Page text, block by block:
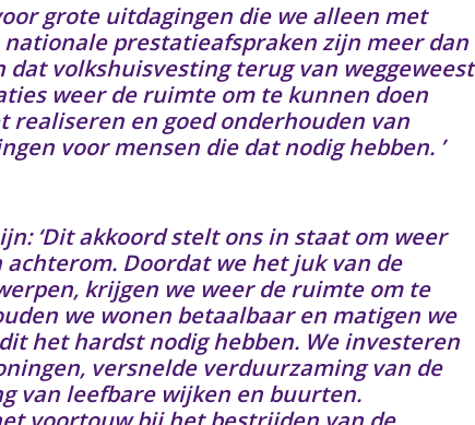
grote uitdagingen die we alleen met
prestatieafspraken zijn meer dan
volkshuisvesting terug van weggeweest
weer de ruimte om te kunnen doen
realiseren en goed onderhouden van
voor mensen die dat nodig hebben. ’
‘Dit akkoord stelt ons in staat om weer
Doordat we het juk van de
krijgen we weer de ruimte om te
we wonen betaalbaar en matigen we
het hardst nodig hebben. We investeren
versnelde verduurzaming van de
van leefbare wijken en buurten.